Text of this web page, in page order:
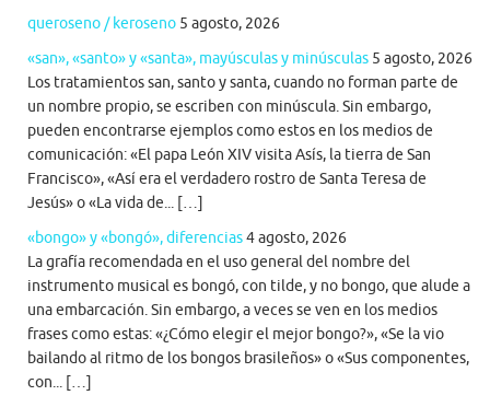
queroseno / keroseno 5 agosto, 2026
«san», «santo» y «santa», mayúsculas y minúsculas 5 agosto, 2026
Los tratamientos san, santo y santa, cuando no forman parte de
un nombre propio, se escriben con minúscula. Sin embargo,
pueden encontrarse ejemplos como estos en los medios de
comunicación: «El papa León XIV visita Asís, la tierra de San
Francisco», «Así era el verdadero rostro de Santa Teresa de
Jesús» o «La vida de... […]
«bongo» y «bongó», diferencias4 agosto, 2026
La grafía recomendada en el uso general del nombre del
instrumento musical es bongó, con tilde, y no bongo, que alude a
una embarcación. Sin embargo, a veces se ven en los medios
frases como estas: «¿Cómo elegir el mejor bongo?», «Se la vio
bailando al ritmo de los bongos brasileños» o «Sus componentes,
con... […]